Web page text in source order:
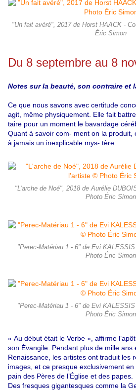
"Un fait avéré", 2017 de Horst HAACK -
Éric Simon
Du 8 septembre au 8
Notes sur la beauté, son contraire et
Ce que nous savons avec certitude
agit, même physiquement. Elle fait
taire pour un moment le bavardage
Quant à savoir com- ment on la produit,
à jamais un inexplicable mys- tère.
"L'arche de Noé", 2018 de Aurélie
Photo Éric Simon
"Perec-Matériau 1 - 6" de Evi
Photo Éric Simon
"Perec-Matériau 1 - 6" de Evi
Photo Éric Simon
« Au début était le Verbe », affirme
son Évangile. Pendant plus de mille ans
Renaissance, les artistes ont traduit les
images, et ce presque exclusivement
pain des Pères de l’Église et des papes.
Des fresques gigantesques comme la